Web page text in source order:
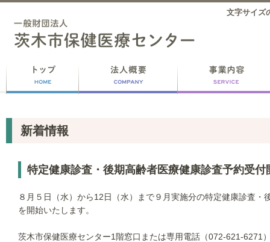
文字サイズ
新着情報
特定健康診査・後期高齢者医療健康診査予約受付
８月５日（水）から12日（水）まで９月実施分の特定健康診査・
を開始いたします。
茨木市保健医療センター1階窓口または専用電話（072-621-6271